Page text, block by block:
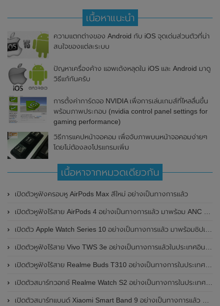
เนื้อหาแนะนำ
ความแตกต่างของ Android กับ iOS จุดเด่นส่วนตัวที่น่า
สนใจของแต่ละระบบ
ปัญหาเครื่องค้าง แอพเด้งหลุดใน iOS และ Android มาดู
วิธีแก้กันครับ
การตั้งค่าการ์ดจอ NVIDIA เพื่อการเล่นเกมส์ที่ไหลลื่นขึ้น
พร้อมภาพประกอบ (nvidia control panel settings for
gaming performance)
วิธีการแคปหน้าจอคอม เพื่อจับภาพบนหน้าจอคอมง่ายๆ
โดยไม่ต้องลงโปรแกรมเพิ่ม
เนื้อหาจากหมวดเดียวกัน
เปิดตัวหูฟังครอบหู AirPods Max สีใหม่ อย่างเป็นทางการแล้ว
เปิดตัวหูฟังไร้สาย AirPods 4 อย่างเป็นทางการแล้ว มาพร้อม ANC และฟีเจอร์ใหม่มากมาย
เปิดตัว Apple Watch Series 10 อย่างเป็นทางการแล้ว มาพร้อมชิปเซ็ตรุ่น S10
เปิดตัวหูฟังไร้สาย Vivo TWS 3e อย่างเป็นทางการแล้วในประเทศอินเดีย มาพร้อมระบบตัดเสียงรบกวน ANC ที่ 30dB , ป้องกันฝุ่นและกันน้ำที่ระดับ IP54 , แบตเตอรี่สามารถใช้งานนานสูงสุด 36 ชั่วโมง
เปิดตัวหูฟังไร้สาย Realme Buds T310 อย่างเป็นทางการในประเทศอินเดีย มาพร้อมระบบตัดเสียงรบกวน ANC สูงสุด 46dB , เสียงรอบทิศทาง 360 องศา , แบตเตอรี่สามารถใช้งานได้นานสูงสุด 40 ชั่วโมง
เปิดตัวสมาร์ทวอทช์ Realme Watch S2 อย่างเป็นทางการในประเทศอินเดีย มาพร้อมตัวเรือนสแตนเลสสตีล , หน้าจอแสดงผล AMOLED ขนาด 1.43 นิ้ว , แบตเตอรี่ขนาดใหญ่ใช้งานได้นาน 20 วัน และรองรับคำสั่งเสียง Super AI Engine ที่ขับเคลื่อนโดย ChatGPT
เปิดตัวสมาร์ทแบนด์ Xiaomi Smart Band 9 อย่างเป็นทางการแล้ว มาพร้อมหน้าจอ AMOLED ขนาด 1.62 นิ้ว , ตัวเรือนเป็นโลหะ และแบตเตอรี่สุดอึดสามารถใช้งานได้นานถึง 21 วัน